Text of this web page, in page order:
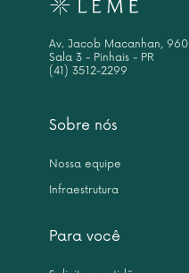
Sobre nós
Nossa equipe
Infraestrutura
Para você
Av. Jacob Macanhan, 960
Sala 3 - Pinhais - PR
(41) 3512-2299